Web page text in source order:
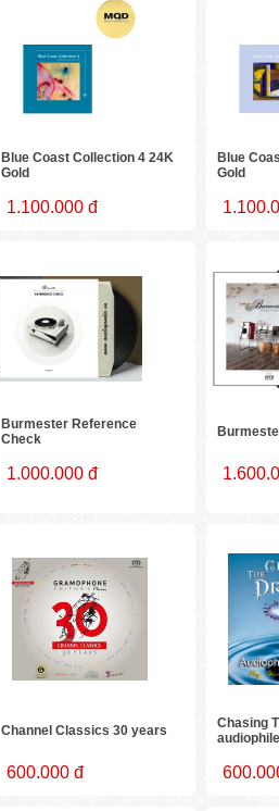
Blue Coast Collection 4 24K
Gold
1.100.000 đ
Blue
Gold
Burmester Reference
Check
1.000.000 đ
Channel Classics 30 years
600.000 đ
Chasing